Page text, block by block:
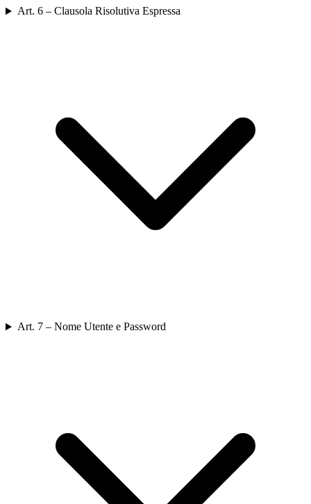
Art. 6 – Clausola Risolutiva Espressa
Art. 7 – Nome Utente e Password